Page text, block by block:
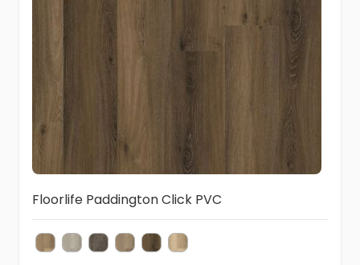
Floorlife Paddington Click PVC
Kleur
NaturalLight GreyDark Grey
SmokyWarm Brown
Beige